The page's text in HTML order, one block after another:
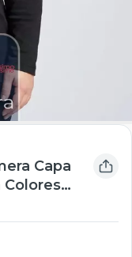
Capa
Colores